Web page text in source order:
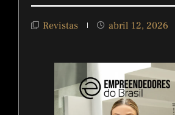
Revistas abril 12, 2026